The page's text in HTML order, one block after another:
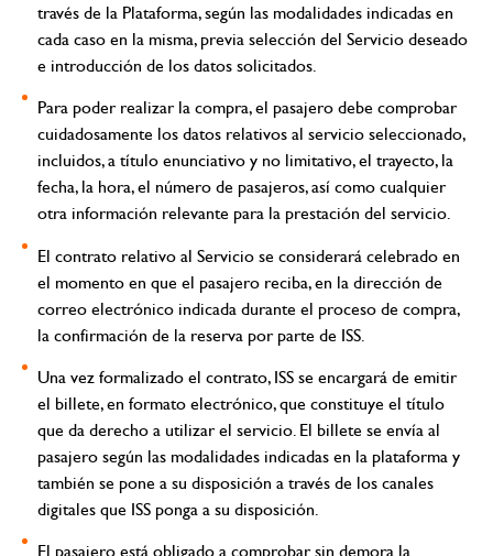
través de la Plataforma, según las modalidades indicadas en
cada caso en la misma, previa selección del Servicio deseado
e introducción de los datos solicitados.
Para poder realizar la compra, el pasajero debe comprobar
cuidadosamente los datos relativos al servicio seleccionado,
incluidos, a título enunciativo y no limitativo, el trayecto, la
fecha, la hora, el número de pasajeros, así como cualquier
otra información relevante para la prestación del servicio.
El contrato relativo al Servicio se considerará celebrado en
el momento en que el pasajero reciba, en la dirección de
correo electrónico indicada durante el proceso de compra,
la confirmación de la reserva por parte de ISS.
Una vez formalizado el contrato, ISS se encargará de emitir
el billete, en formato electrónico, que constituye el título
que da derecho a utilizar el servicio. El billete se envía al
pasajero según las modalidades indicadas en la plataforma y
también se pone a su disposición a través de los canales
digitales que ISS ponga a su disposición.
El pasajero está obligado a comprobar sin demora la